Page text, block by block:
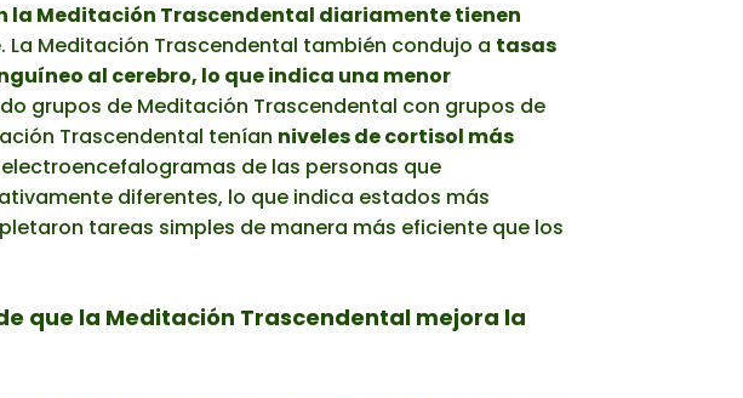
la Meditación Trascendental diariamente tienen
. La Meditación Trascendental también condujo a tasas
al cerebro, lo que indica una menor
grupos de Meditación Trascendental con grupos de
Trascendental tenían niveles de cortisol más
de las personas que
diferentes, lo que indica estados más
tareas simples de manera más eficiente que los
que la Meditación Trascendental mejora la